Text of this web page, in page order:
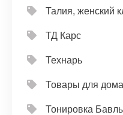
Талия, женский
ТД Карс
Технарь
Товары для дома
Тонировка